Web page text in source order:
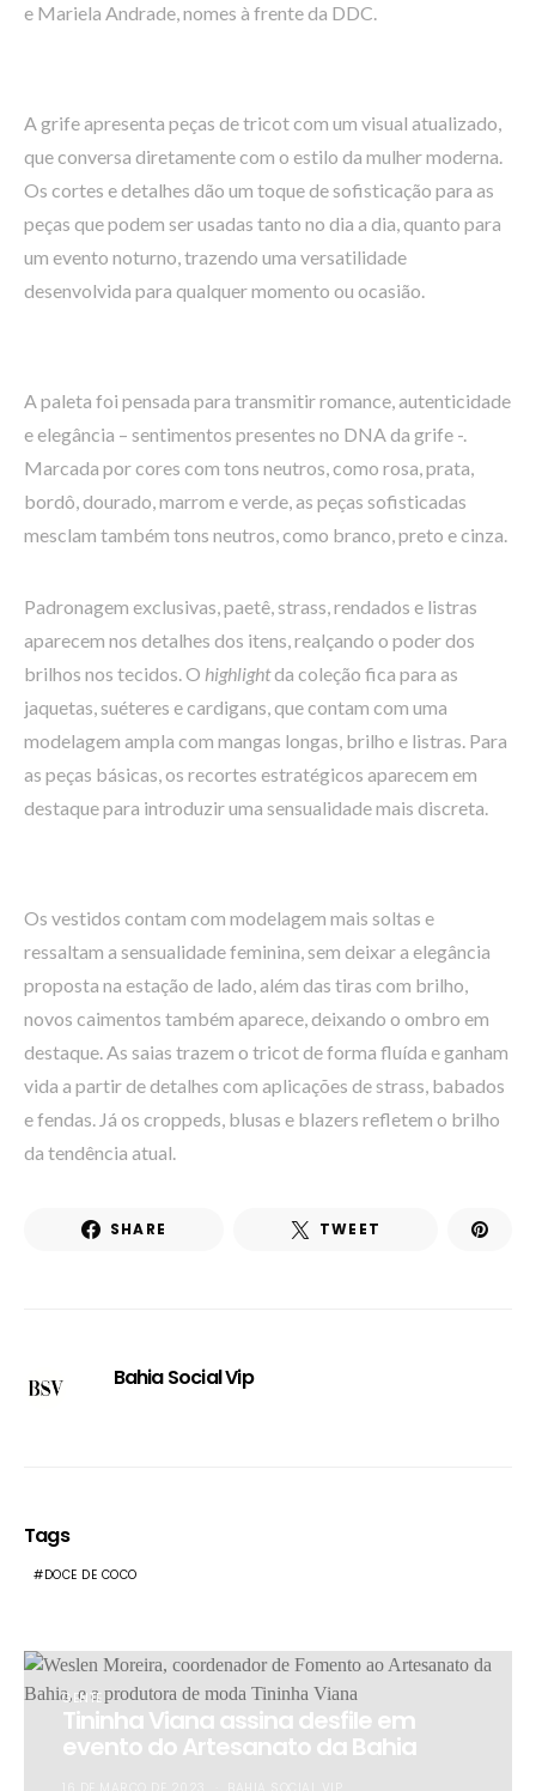
e Mariela Andrade, nomes à frente da DDC.
A grife apresenta peças de tricot com um visual atualizado,
que conversa diretamente com o estilo da mulher moderna.
Os cortes e detalhes dão um toque de sofisticação para as
peças que podem ser usadas tanto no dia a dia, quanto para
um evento noturno, trazendo uma versatilidade
desenvolvida para qualquer momento ou ocasião.
A paleta foi pensada para transmitir romance, autenticidade
e elegância – sentimentos presentes no DNA da grife -.
Marcada por cores com tons neutros, como rosa, prata,
bordô, dourado, marrom e verde, as peças sofisticadas
mesclam também tons neutros, como branco, preto e cinza.
Padronagem exclusivas, paetê, strass, rendados e listras
aparecem nos detalhes dos itens, realçando o poder dos
brilhos nos tecidos. O highlightda coleção fica para as
jaquetas, suéteres e cardigans, que contam com uma
modelagem ampla com mangas longas, brilho e listras. Para
as peças básicas, os recortes estratégicos aparecem em
destaque para introduzir uma sensualidade mais discreta.
Os vestidos contam com modelagem mais soltas e
ressaltam a sensualidade feminina, sem deixar a elegância
proposta na estação de lado, além das tiras com brilho,
novos caimentos também aparece, deixando o ombro em
destaque. As saias trazem o tricot de forma fluída e ganham
vida a partir de detalhes com aplicações de strass, babados
e fendas. Já os croppeds, blusas e blazers refletem o brilho
da tendência atual.
SHARE TWEET
Bahia Social Vip
Tags
DOCE DE COCO
GENTE
Tininha Viana assina desfile em
evento do Artesanato da Bahia